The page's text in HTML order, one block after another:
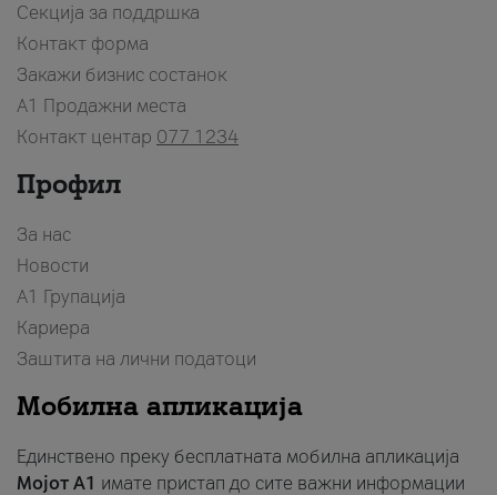
Секција за поддршка
Контакт форма
Закажи бизнис состанок
A1 Продажни места
Контакт центар 077 1234
Профил
За нас
Новости
А1 Групација
Кариера
Заштита на лични податоци
Мобилна апликација
Единствено преку бесплатната мобилна апликација
Мојот A1 имате пристап до сите важни информации